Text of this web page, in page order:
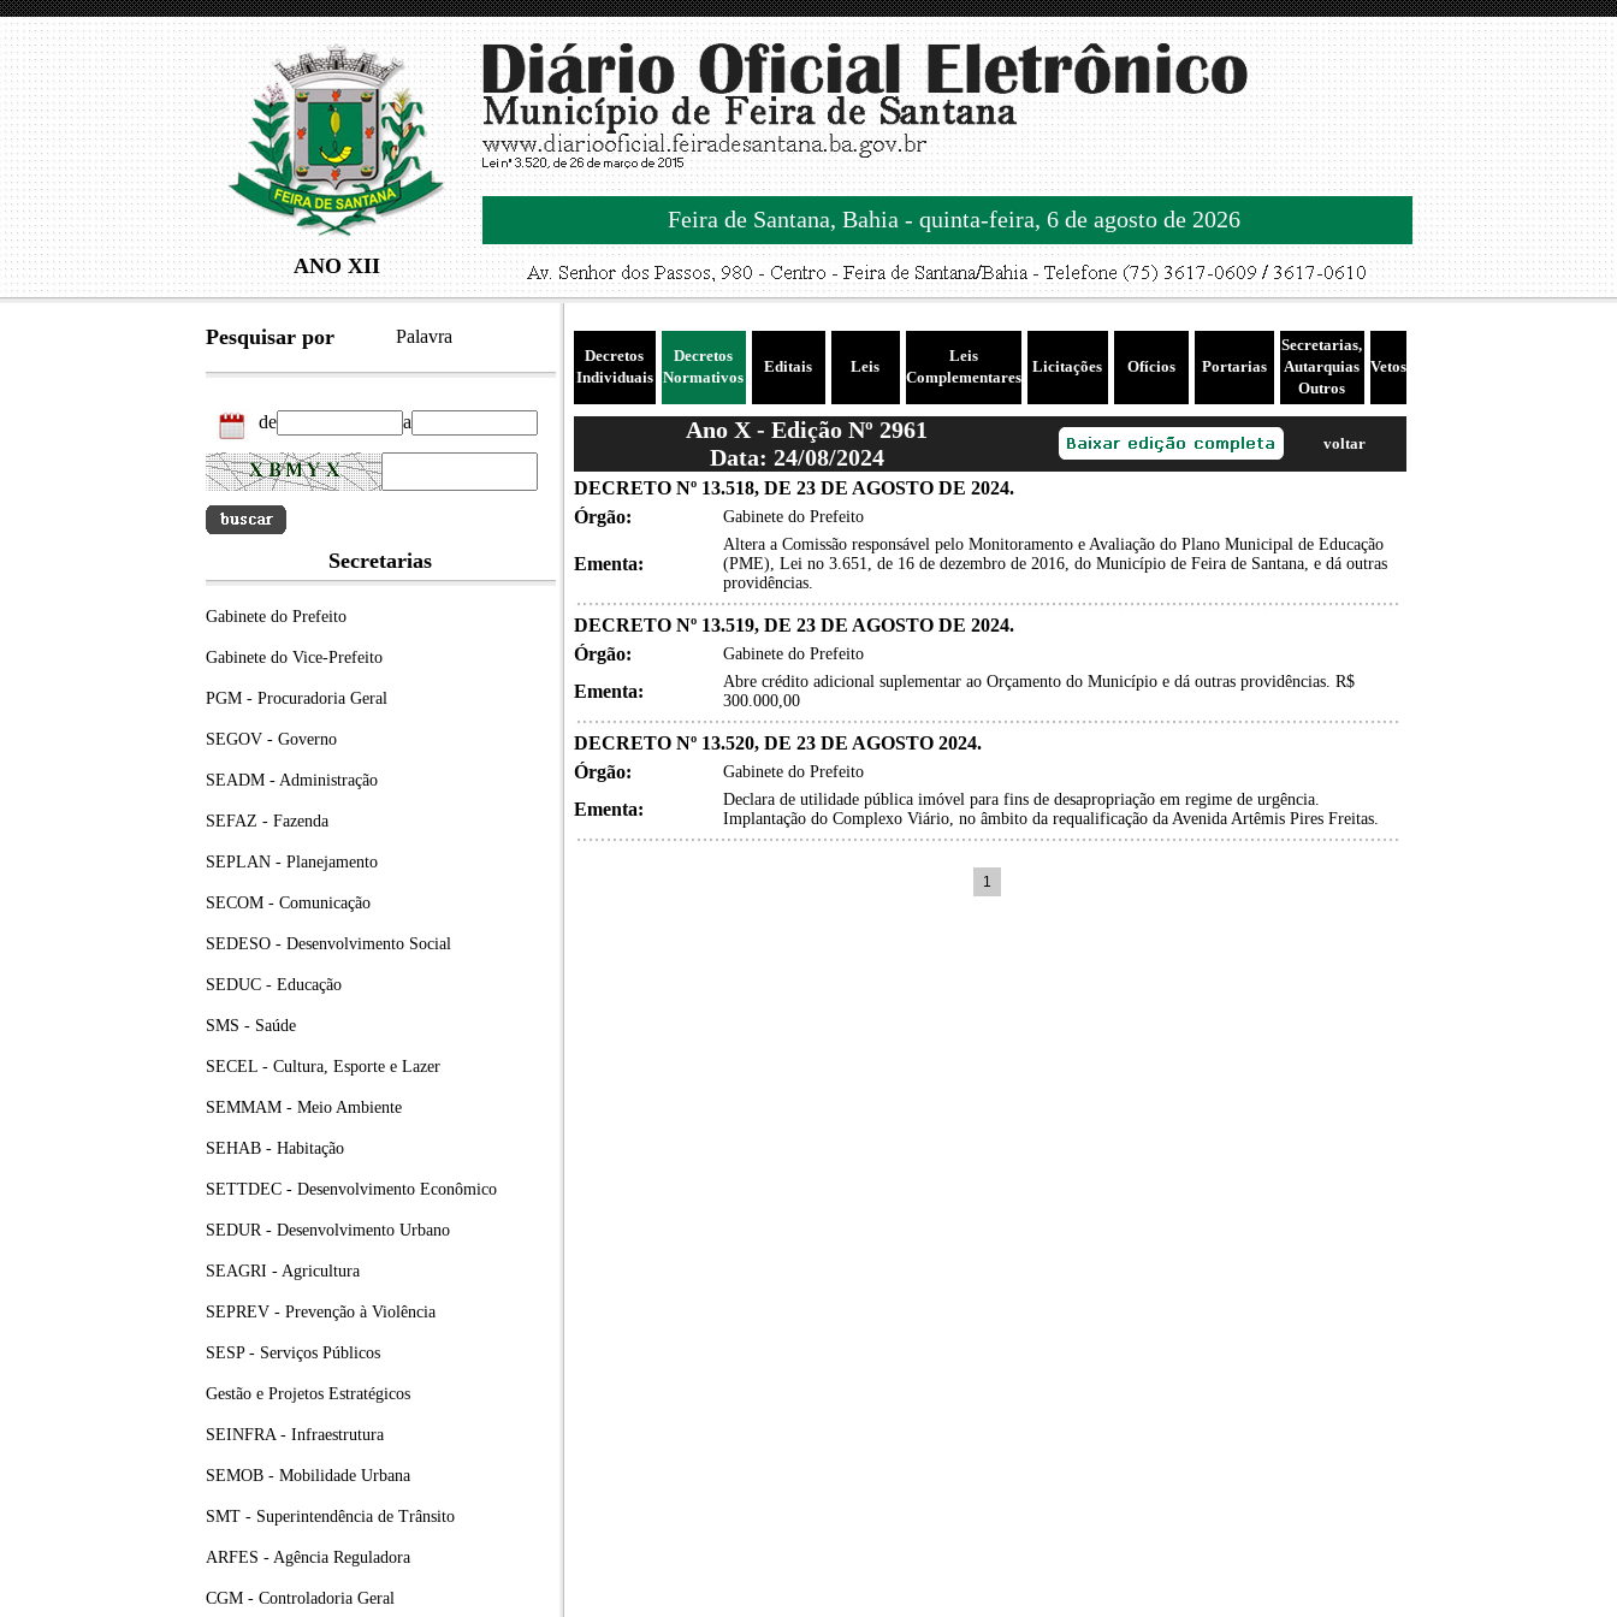
ANO XII
Feira de Santana, Bahia - quinta-feira, 6 de agosto de 2026
Pesquisar por Palavra
de a
Secretarias
Gabinete do Prefeito
Gabinete do Vice-Prefeito
PGM - Procuradoria Geral
SEGOV - Governo
SEADM - Administração
SEFAZ - Fazenda
SEPLAN - Planejamento
SECOM - Comunicação
SEDESO - Desenvolvimento Social
SEDUC - Educação
SMS - Saúde
SECEL - Cultura, Esporte e Lazer
SEMMAM - Meio Ambiente
SEHAB - Habitação
SETTDEC - Desenvolvimento Econômico
SEDUR - Desenvolvimento Urbano
SEAGRI - Agricultura
SEPREV - Prevenção à Violência
SESP - Serviços Públicos
Gestão e Projetos Estratégicos
SEINFRA - Infraestrutura
SEMOB - Mobilidade Urbana
SMT - Superintendência de Trânsito
ARFES - Agência Reguladora
CGM - Controladoria Geral
Decretos
Individuais
Decretos
Normativos
Editais Leis
Leis
Complementares
Licitações Ofícios Portarias
Secretarias,
Autarquias
Outros
Vetos
Ano X - Edição Nº 2961
Data: 24/08/2024
voltar
DECRETO Nº 13.518, DE 23 DE AGOSTO DE 2024.
Órgão:
Gabinete do Prefeito
Ementa:
Altera a Comissão responsável pelo Monitoramento e Avaliação do Plano Municipal de Educação
(PME), Lei no 3.651, de 16 de dezembro de 2016, do Município de Feira de Santana, e dá outras
providências.
DECRETO Nº 13.519, DE 23 DE AGOSTO DE 2024.
Órgão:
Gabinete do Prefeito
Ementa:
Abre crédito adicional suplementar ao Orçamento do Município e dá outras providências. R$
300.000,00
DECRETO Nº 13.520, DE 23 DE AGOSTO 2024.
Órgão:
Gabinete do Prefeito
Ementa:
Declara de utilidade pública imóvel para fins de desapropriação em regime de urgência.
Implantação do Complexo Viário, no âmbito da requalificação da Avenida Artêmis Pires Freitas.
1